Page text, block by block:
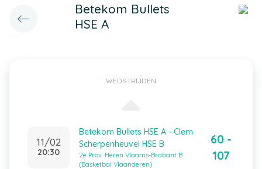
Betekom Bullets
HSE A
WEDSTRIJDEN
11/02
20:30
Betekom Bullets HSE A - Clem
Scherpenheuvel HSE B
2e Prov. Heren Vlaams-Brabant B
(Basketbal Vlaanderen)
60 -
107